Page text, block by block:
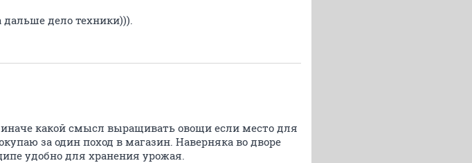
дальше дело техники))).
какой смысл выращивать овощи если место для
за один поход в магазин. Наверняка во дворе
удобно для хранения урожая.